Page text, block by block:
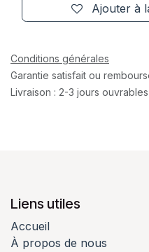
Ajouter à
Conditions générales
Garantie satisfait ou
Livraison : 2-3 jours ouvrables
Liens utiles
Accueil
À propos de nous